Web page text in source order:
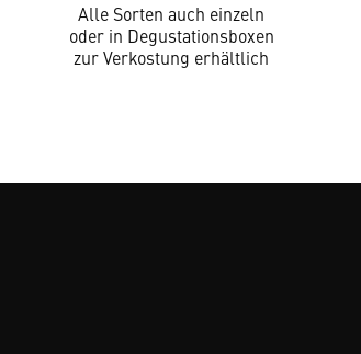
Alle Sorten auch einzeln
oder in Degustationsboxen
zur Verkostung erhältlich